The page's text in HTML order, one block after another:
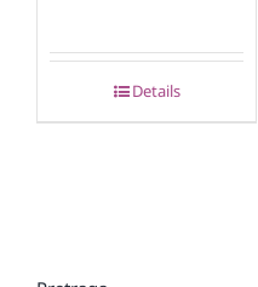
Details